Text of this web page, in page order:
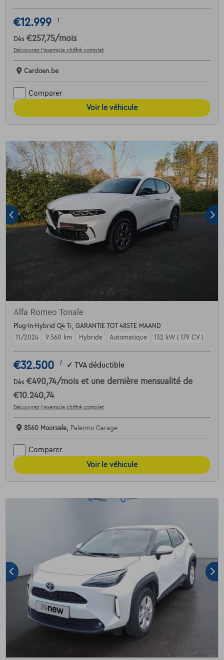
€12.999 1
Dès €257,75/mois
Découvrez l’exemple chiffré complet
Cardoen.be
Comparer
Voir le véhicule
Alfa Romeo Tonale
Plug-In-Hybrid Q4 Ti, GARANTIE TOT 48STE MAAND
11/2024
9.560 km Hybride Automatique 132 kW ( 179 CV )
€32.500 1 ✓ TVA déductible
Dès €490,74/mois et une dernière mensualité de
€10.240,74
Découvrez l’exemple chiffré complet
8560 Moorsele, Palermo Garage
Comparer
Voir le véhicule